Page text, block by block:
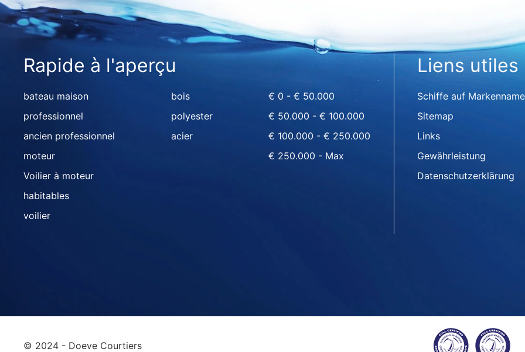
Rapide à l'aperçu
bateau maison
professionnel
ancien professionnel
moteur
Voilier à moteur
habitables
voilier
bois
polyester
acier
€ 0 - € 50.000
€ 50.000 - € 100.000
€ 100.000 - € 250.000
€ 250.000 - Max
Liens utiles
Schiffe auf Markenname
Sitemap
Links
Gewährleistung
Datenschutzerklärung
© 2024 - Doeve Courtiers